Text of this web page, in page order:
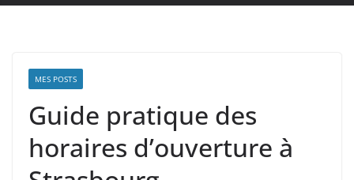
MES POSTS
Guide pratique des
horaires d’ouverture à